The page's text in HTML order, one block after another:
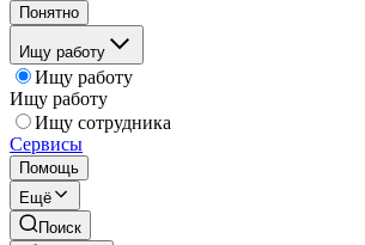
Понятно
Ищу работу
Ищу работу
Ищу работу
Ищу сотрудника
Сервисы
Помощь
Ещё
Поиск